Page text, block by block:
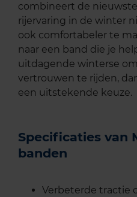
combineert de
rijervaring in de winter
ook comfortabeler te
naar een band die je
uitdagende winterse
vertrouwen te rijden,
een uitstekende keuze.
Specificaties van
banden
Verbeterde tractie